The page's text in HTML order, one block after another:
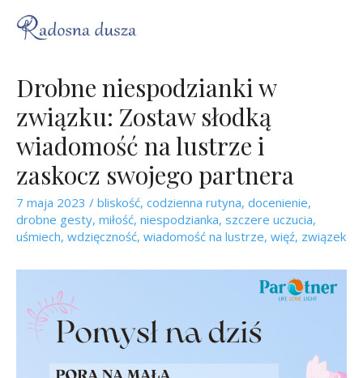
Drobne niespodzianki w
związku: Zostaw słodką
wiadomość na lustrze i
zaskocz swojego partnera
7 maja 2023 / bliskość, codzienna rutyna, docenienie,
drobne gesty, miłość, niespodzianka, szczere uczucia,
uśmiech, wdzięczność, wiadomość na lustrze, więź, związek